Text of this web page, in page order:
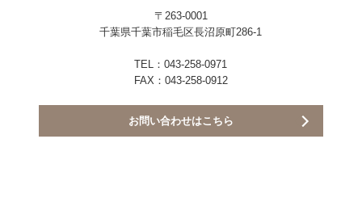
〒263-0001
千葉県千葉市稲毛区長沼原町286-1
TEL：043-258-0971
FAX：043-258-0912
お問い合わせはこちら